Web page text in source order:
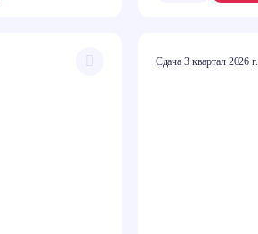
Сдача 3 квартал 2026 г.